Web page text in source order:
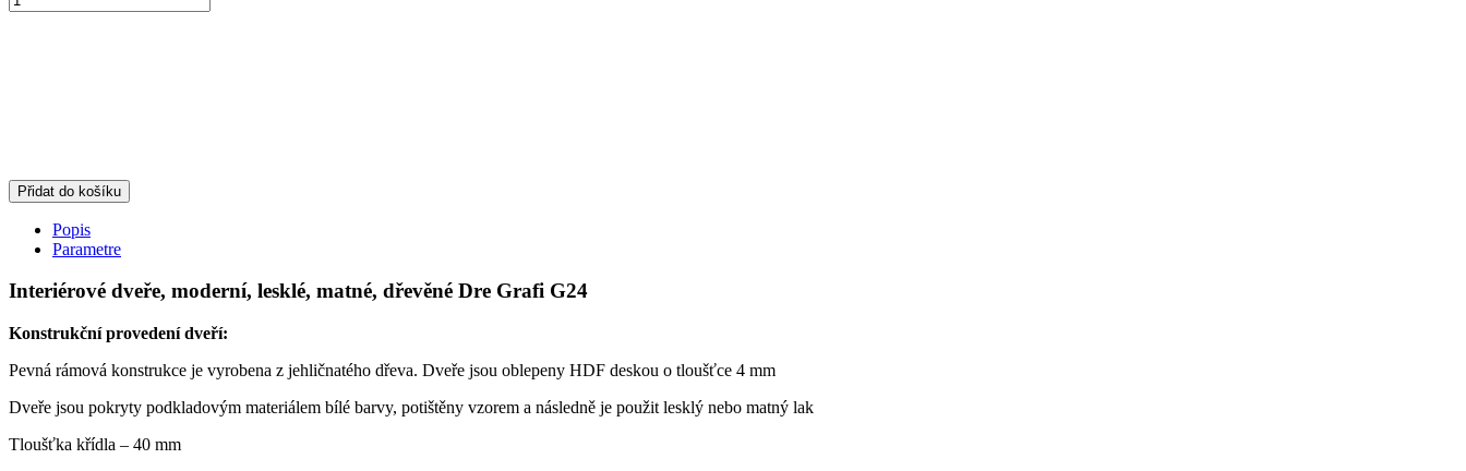
Přidat do košíku
Popis
Parametre
Interiérové dveře, moderní, lesklé, matné, dřevěné Dre Grafi G24
Konstrukční provedení dveří:
Pevná rámová konstrukce je vyrobena z jehličnatého dřeva. Dveře jsou oblepeny HDF deskou o tloušťce 4 mm
Dveře jsou pokryty podkladovým materiálem bílé barvy, potištěny vzorem a následně je použit lesklý nebo matný lak
Tloušťka křídla – 40 mm